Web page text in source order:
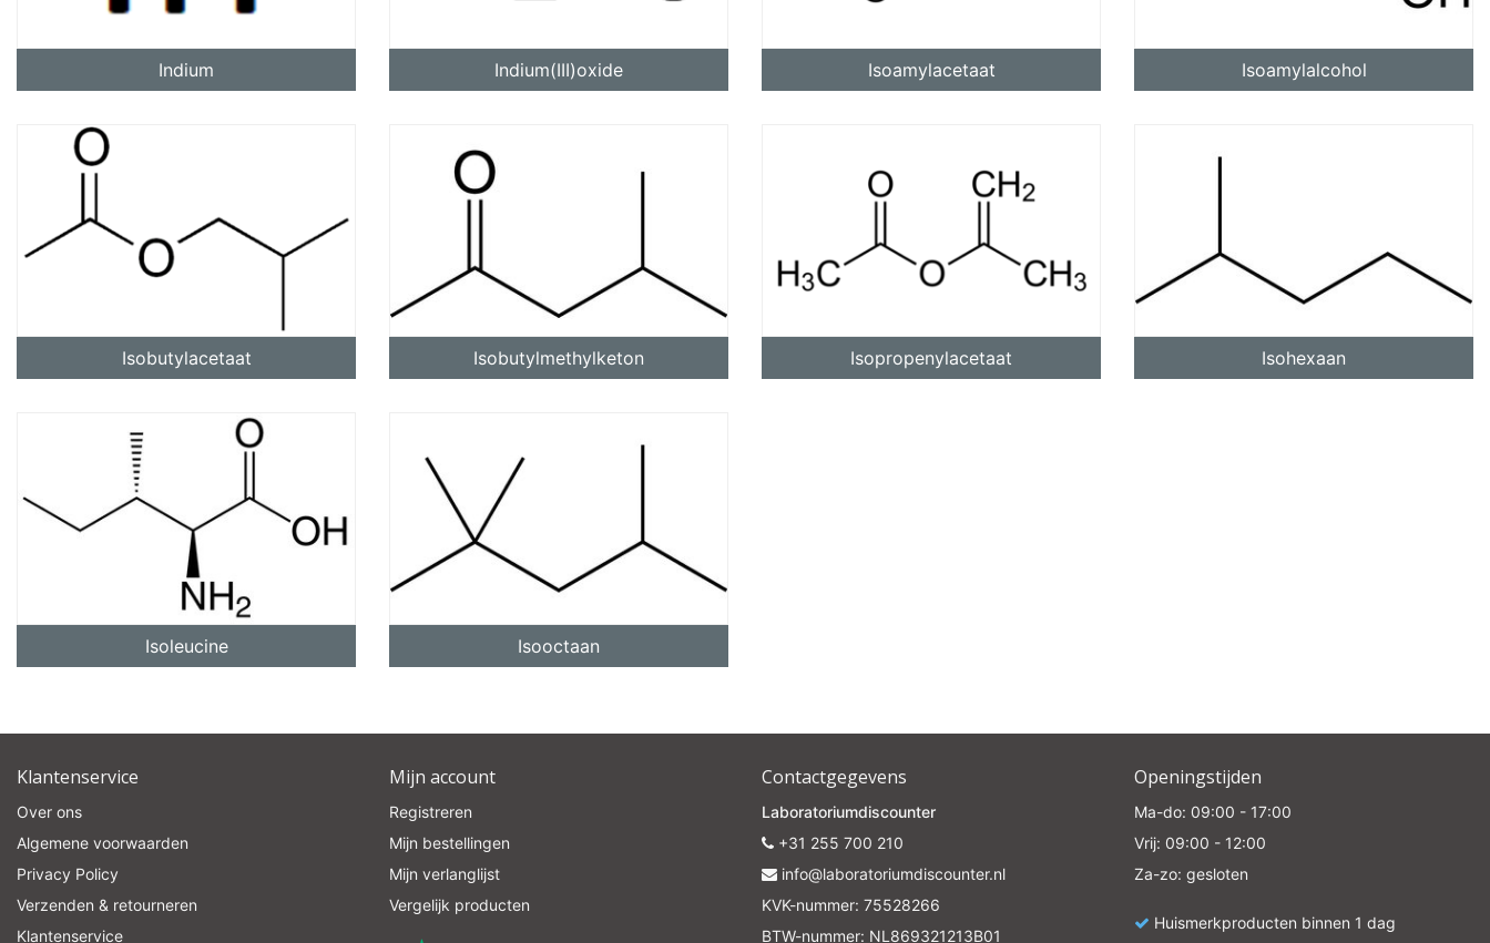
Indium Indium(III)oxide Isoamylacetaat Isoamylalcohol
Isobutylacetaat Isobutylmethylketon Isopropenylacetaat Isohexaan
Isoleucine Isooctaan
Klantenservice
Over ons
Algemene voorwaarden
Privacy Policy
Verzenden & retourneren
Klantenservice
Mijn account
Registreren
Mijn bestellingen
Mijn verlanglijst
Vergelijk producten
Contactgegevens
Laboratoriumdiscounter
+31 255 700 210
info@laboratoriumdiscounter.nl
KVK-nummer: 75528266
BTW-nummer: NL869321213B01
Openingstijden
Ma-do: 09:00 - 17:00
Vrij: 09:00 - 12:00
Za-zo: gesloten
Huismerkproducten binnen 1 dag
10% discount on your next order
Your discount is valid with a minimum order value of €50.00